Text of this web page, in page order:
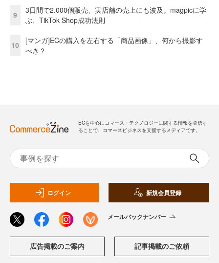
9
3日間で2.000個販売、実店舗の売上にも波及。magpicに学
ぶ、TikTok Shop成功法則
10
[マンガ]ECの購入を左右する「商品画像」、何から撮影す
べき？
ECを中心にコマース・テクノロジーに関する情報を発信す
ることで、コマースビジネスを支援するメディアです。
ログイン 新規会員登録
メールバックナンバー
広告掲載のご案内 記事掲載のご依頼